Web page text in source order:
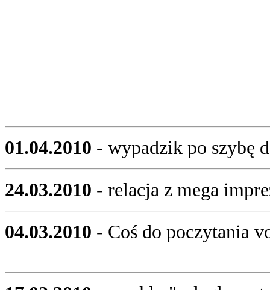
01.04.2010 - wypadzik po szybę
24.03.2010 - relacja z mega
04.03.2010 - Coś do poczytania